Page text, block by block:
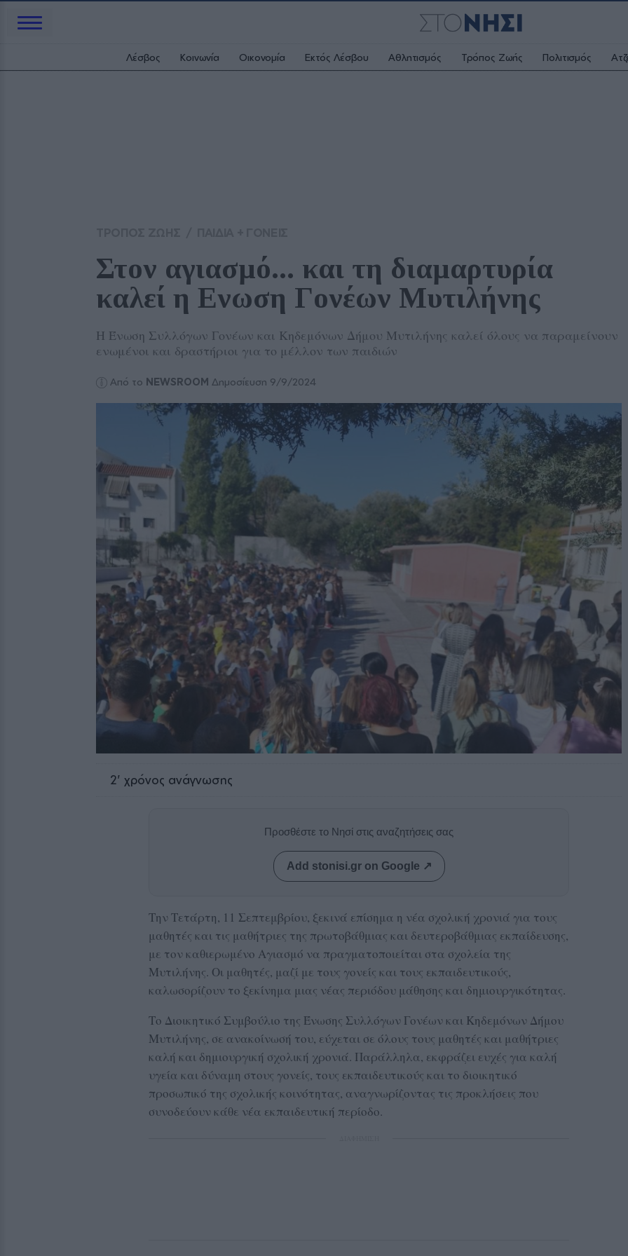
Λέσβος Κοινωνία Οικονομία Εκτός Λέσβου Αθλητισμός Τρόπος Ζωής Πολιτισμός
Στον αγιασμό... και τη διαμαρτυρία
καλεί η Ενωση Γονέων Μυτιλήνης
Η Ένωση Συλλόγων Γονέων και Κηδεμόνων Δήμου Μυτιλήνης καλεί όλους να παραμείνουν
ενωμένοι και δραστήριοι για το μέλλον των παιδιών
Από το NEWSROOM Δημοσίευση 9/9/2024
2' χρόνος ανάγνωσης
Προσθέστε το Νησί στις αναζητήσεις σας
Add stonisi.gr on Google ↗
Την Τετάρτη, 11 Σεπτεμβρίου, ξεκινά επίσημα η νέα σχολική χρονιά για τους
μαθητές και τις μαθήτριες της πρωτοβάθμιας και δευτεροβάθμιας εκπαίδευσης,
με τον καθιερωμένο Αγιασμό να πραγματοποιείται στα σχολεία της
Μυτιλήνης. Οι μαθητές, μαζί με τους γονείς και τους εκπαιδευτικούς,
καλωσορίζουν το ξεκίνημα μιας νέας περιόδου μάθησης και δημιουργικότητας.
Το Διοικητικό Συμβούλιο της Ένωσης Συλλόγων Γονέων και Κηδεμόνων Δήμου
Μυτιλήνης, σε ανακοίνωσή του, εύχεται σε όλους τους μαθητές και μαθήτριες
καλή και δημιουργική σχολική χρονιά. Παράλληλα, εκφράζει ευχές για καλή
υγεία και δύναμη στους γονείς, τους εκπαιδευτικούς και το διοικητικό
προσωπικό της σχολικής κοινότητας, αναγνωρίζοντας τις προκλήσεις που
συνοδεύουν κάθε νέα εκπαιδευτική περίοδο.